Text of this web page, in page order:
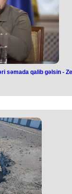
qalib
təhlükəsizliyinə zəmanət
Zelenski bildirib.
Silahlı Qüvvələri
aparatından istifadə
hər şey edilməlidir ki,
qalib gəlsin".
səmada qalib gəlsin -